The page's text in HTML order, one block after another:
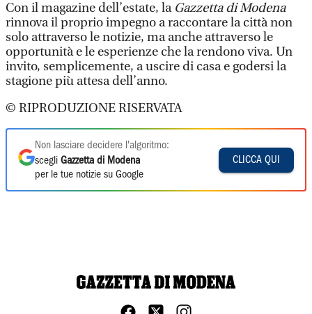
Con il magazine dell’estate, la Gazzetta di Modena
rinnova il proprio impegno a raccontare la città non
solo attraverso le notizie, ma anche attraverso le
opportunità e le esperienze che la rendono viva. Un
invito, semplicemente, a uscire di casa e godersi la
stagione più attesa dell’anno.
© RIPRODUZIONE RISERVATA
Non lasciare decidere l'algoritmo:
scegli Gazzetta di Modena
per le tue notizie su Google
CLICCA QUI